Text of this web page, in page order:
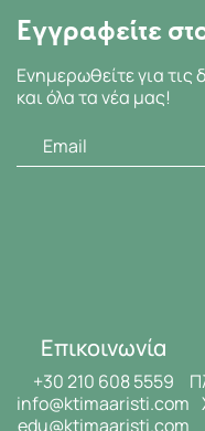
Εγγραφείτε
Ενημερωθείτε για τις
και όλα τα νέα μας!
Επικοινωνία
+30 210 608 5559
info@ktimaaristi.com
edu@ktimaaristi.com